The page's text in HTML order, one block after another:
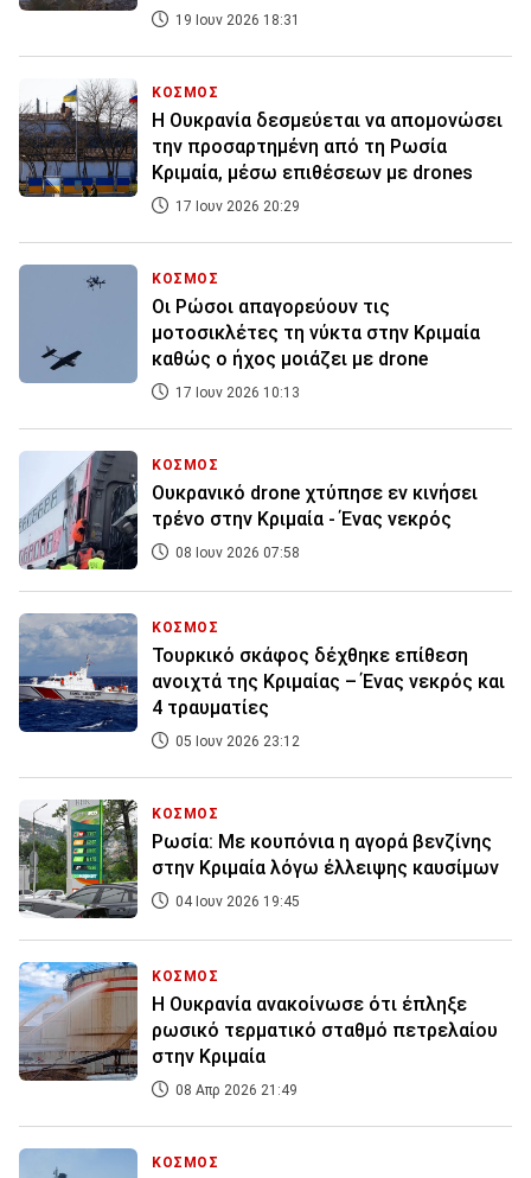
19 Ιουν 2026 18:31
ΚΟΣΜΟΣ
Η Ουκρανία δεσμεύεται να απομονώσει
την προσαρτημένη από τη Ρωσία
Κριμαία, μέσω επιθέσεων με drones
17 Ιουν 2026 20:29
ΚΟΣΜΟΣ
Οι Ρώσοι απαγορεύουν τις
μοτοσικλέτες τη νύκτα στην Κριμαία
καθώς ο ήχος μοιάζει με drone
17 Ιουν 2026 10:13
ΚΟΣΜΟΣ
Ουκρανικό drone χτύπησε εν κινήσει
τρένο στην Κριμαία - Ένας νεκρός
08 Ιουν 2026 07:58
ΚΟΣΜΟΣ
Τουρκικό σκάφος δέχθηκε επίθεση
ανοιχτά της Κριμαίας – Ένας νεκρός και
4 τραυματίες
05 Ιουν 2026 23:12
ΚΟΣΜΟΣ
Ρωσία: Με κουπόνια η αγορά βενζίνης
στην Κριμαία λόγω έλλειψης καυσίμων
04 Ιουν 2026 19:45
ΚΟΣΜΟΣ
Η Ουκρανία ανακοίνωσε ότι έπληξε
ρωσικό τερματικό σταθμό πετρελαίου
στην Κριμαία
08 Απρ 2026 21:49
ΚΟΣΜΟΣ